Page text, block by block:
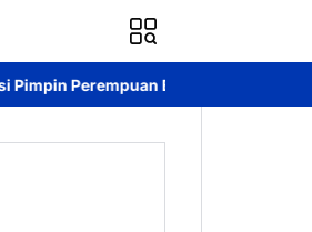
Kalteng Periode 2026–2031